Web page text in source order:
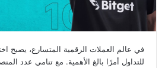
في عالم العملات الرقمية المتسارع، يصبح
للتداول أمرًا بالغ الأهمية. مع تنامي عدد